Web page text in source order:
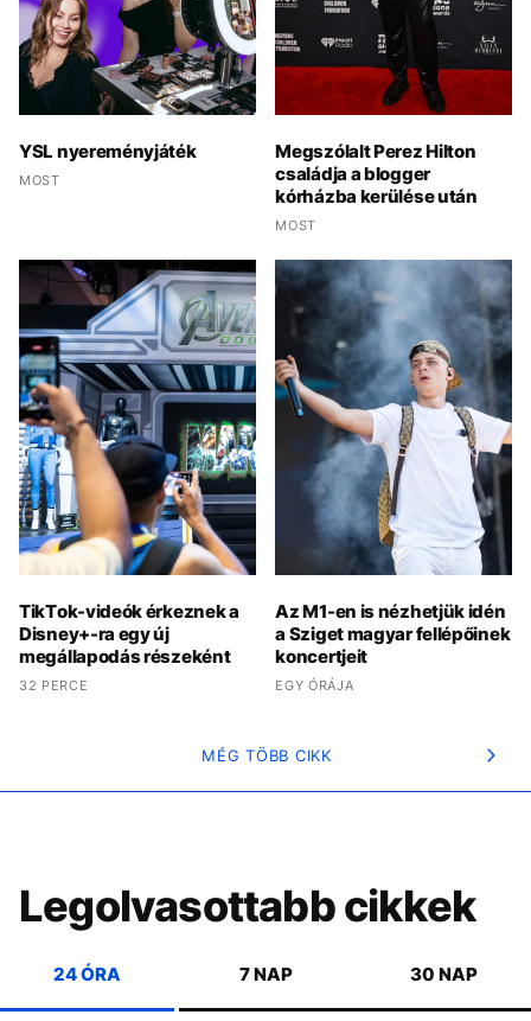
YSL nyereményjáték
MOST
Megszólalt Perez Hilton
családja a blogger
kórházba kerülése után
MOST
TikTok-videók érkeznek a
Disney+-ra egy új
megállapodás részeként
32 PERCE
Az M1-en is nézhetjük idén
a Sziget magyar fellépőinek
koncertjeit
EGY ÓRÁJA
MÉG TÖBB CIKK
Legolvasottabb cikkek
24 ÓRA 7 NAP 30 NAP